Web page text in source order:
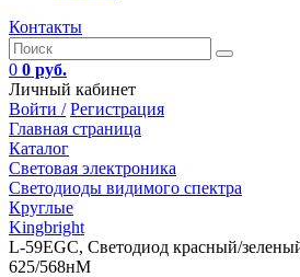
Контакты
0 0 руб.
Личный кабинет
Войти / Регистрация
Главная страница
Каталог
Световая электроника
Светодиоды видимого спектра
Круглые
Kingbright
L-59EGC, Светодиод красный/
625/568нМ